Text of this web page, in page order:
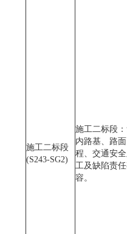
施工二标段
(S243-SG2)
施工二标段
内路基、路
程、交通安
工及缺陷责
容。